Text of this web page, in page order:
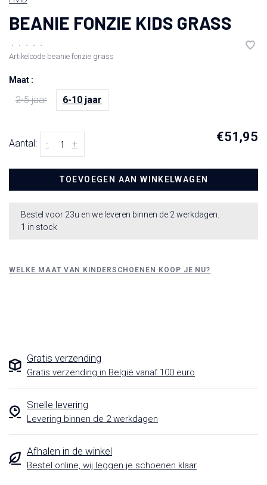
BEANIE FONZIE KIDS GRASS
• • • •
•
Artikelcode beanie fonzie grass
Maat :
2-5 jaar 6-10 jaar
Aantal: +
- €51,95
TOEVOEGEN AAN WINKELWAGEN
Bestel voor 23u en we leveren binnen de 2 werkdagen.
1 in stock
WELKE MAAT VAN KINDERSCHOENEN KOOP JE NU?
Gratis verzending
Gratis verzending in België vanaf 100 euro
Snelle levering
Levering binnen de 2 werkdagen
Afhalen in de winkel
Bestel online, wij leggen je schoenen klaar